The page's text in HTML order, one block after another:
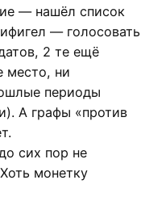
— нашёл список
— голосовать
2 те ещё
место, ни
периоды
А графы «против
сих пор не
монетку